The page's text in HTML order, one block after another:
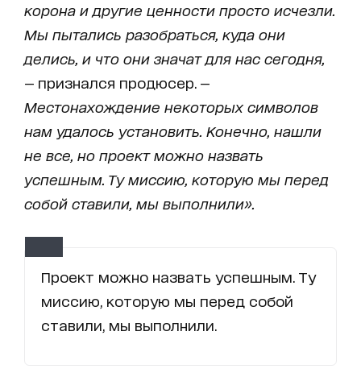
корона и другие ценности просто исчезли.
Мы пытались разобраться, куда они
делись, и что они значат для нас сегодня,
— признался продюсер. —
Местонахождение некоторых символов
нам удалось установить. Конечно, нашли
не все, но проект можно назвать
успешным. Ту миссию, которую мы перед
собой ставили, мы выполнили».
Проект можно назвать успешным. Ту
миссию, которую мы перед собой
ставили, мы выполнили.